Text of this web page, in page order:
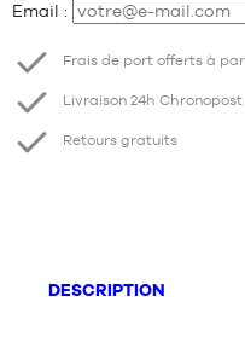
Email :
Frais de port offerts à
Livraison 24h Chronopost
Retours gratuits
DESCRIPTION